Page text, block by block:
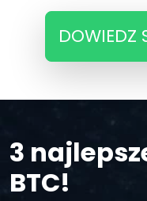
DOWIEDZ
3
BTC!